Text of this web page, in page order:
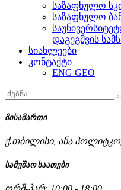
საზაფხულო
საზაფხულო
დაგეგმვის
სიახლეები
კონტაქტი
ENG GEO
მისამართი
ქ.თბილისი, ანა
სამუშაო საათები